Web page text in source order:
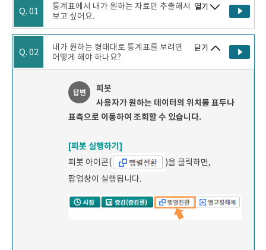
Q. 01
통계표에서 내가 원하는 자료만 추출해서
보고 싶어요.
열기
Q. 02
내가 원하는 형태대로 통계표를 보려면
어떻게 해야 하나요?
답변
피봇
사용자가 원하는 데이터의 위치를 표두나
표측으로 이동하여 조회할 수 있습니다.
[피봇 실행하기]
피봇 아이콘(
)을 클릭하면,
팝업창이 실행됩니다.
닫기